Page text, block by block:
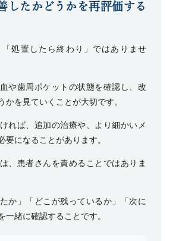
したかどうかを再評価する
処置したら終わり」ではありませ
や歯周ポケットの状態を確認し、改
かを見ていくことが大切です。
れば、追加の治療や、より細かいメ
要になることがあります。
、患者さんを責めることではありま
か」「どこが残っているか」「次に
一緒に確認することです。